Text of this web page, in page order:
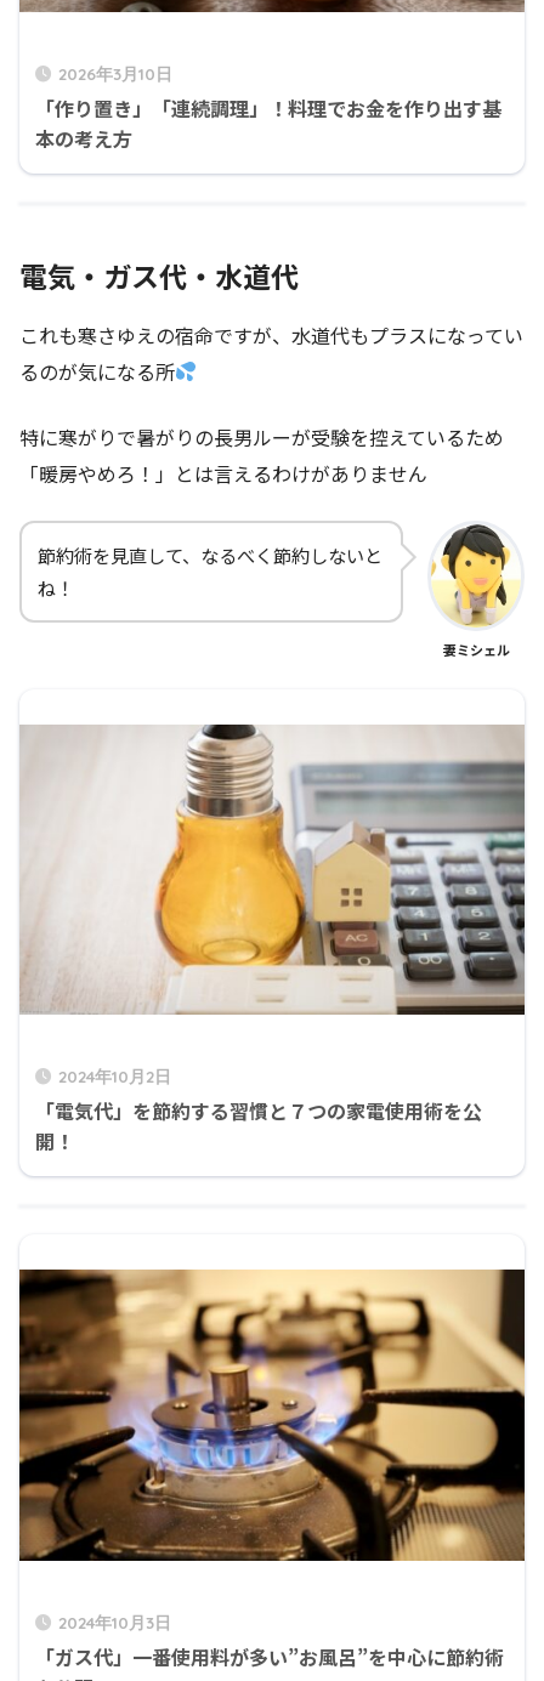
2026年3月10日
「作り置き」「連続調理」！料理でお金を作り出す基
本の考え方
電気・ガス代・水道代
これも寒さゆえの宿命ですが、水道代もプラスになってい
るのが気になる所
特に寒がりで暑がりの長男ルーが受験を控えているため
「暖房やめろ！」とは言えるわけがありません
節約術を見直して、なるべく節約しないと
ね！
妻ミシェル
2024年10月2日
「電気代」を節約する習慣と７つの家電使用術を公
開！
2024年10月3日
「ガス代」一番使用料が多い”お風呂”を中心に節約術